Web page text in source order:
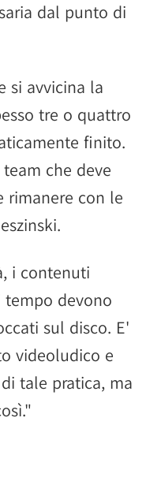
dal punto di
si avvicina la
tre o quattro
finito.
che deve
rimanere con le
i contenuti
tempo devono
sul disco. E'
videoludico e
tale pratica, ma